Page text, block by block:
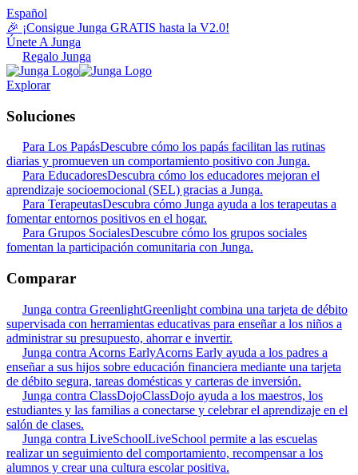
Español
🎉 ¡Consigue Junga GRATIS hasta la V2.0!
Únete A Junga
Regalo Junga
Explorar
Soluciones
Para Los PapásDescubre cómo los papás facilitan las rutinas
diarias y promueven un comportamiento positivo con Junga.
Para EducadoresDescubra cómo los educadores mejoran el
aprendizaje socioemocional (SEL) gracias a Junga.
Para TerapeutasDescubra cómo Junga ayuda a los terapeutas a
fomentar entornos positivos en el hogar.
Para Grupos SocialesDescubre cómo los grupos sociales
fomentan la participación comunitaria con Junga.
Comparar
Junga contra GreenlightGreenlight combina una tarjeta de débito
supervisada con herramientas educativas para enseñar a los niños a
administrar su presupuesto, ahorrar e invertir.
Junga contra Acorns EarlyAcorns Early ayuda a los padres a
enseñar a sus hijos sobre educación financiera mediante una tarjeta
de débito segura, tareas domésticas y carteras de inversión.
Junga contra ClassDojoClassDojo ayuda a los maestros, los
estudiantes y las familias a conectarse y celebrar el aprendizaje en el
salón de clases.
Junga contra LiveSchoolLiveSchool permite a las escuelas
realizar un seguimiento del comportamiento, recompensar a los
alumnos y crear una cultura escolar positiva.